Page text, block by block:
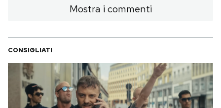
Mostra i commenti
CONSIGLIATI